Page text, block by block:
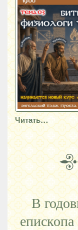
Читать…
В